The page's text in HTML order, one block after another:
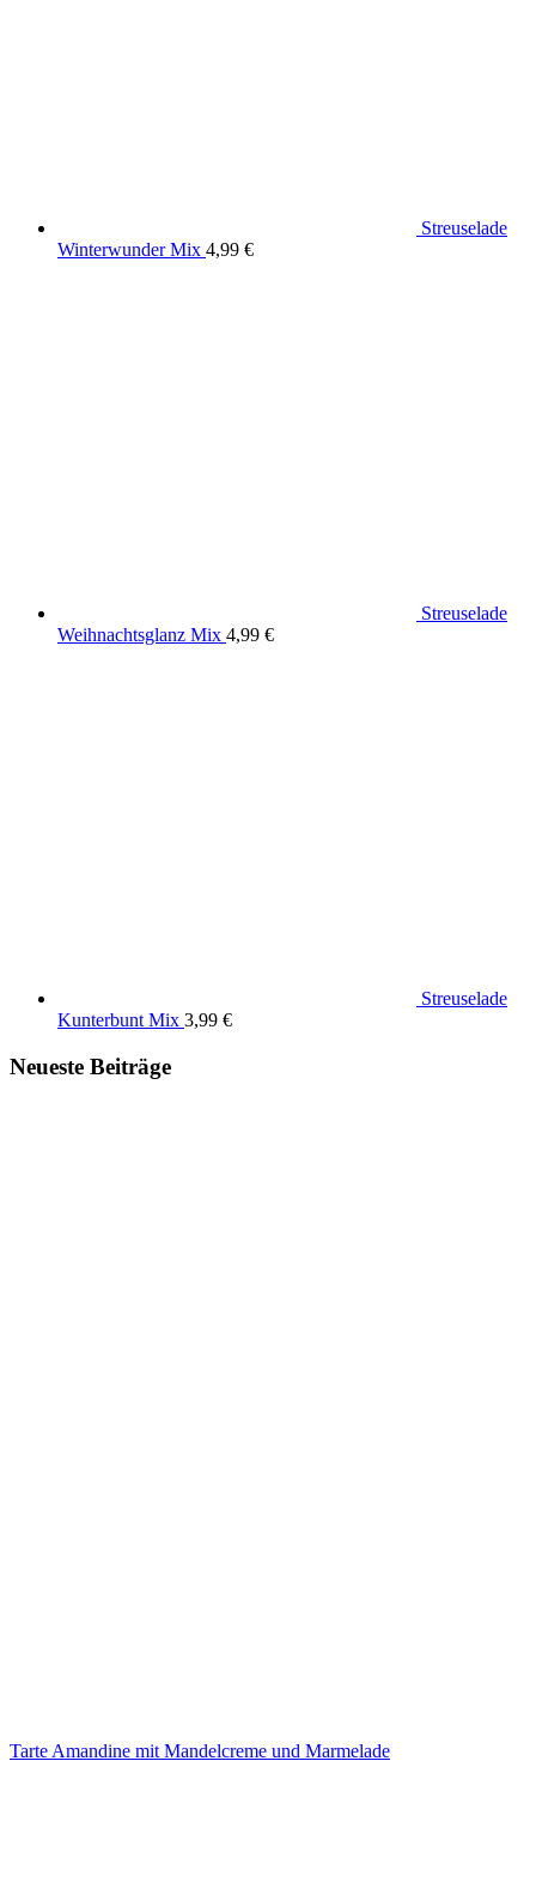
Streuselade
Winterwunder Mix 4,99 €
Streuselade
Weihnachtsglanz Mix 4,99 €
Streuselade
Kunterbunt Mix 3,99 €
Neueste Beiträge
Tarte Amandine mit Mandelcreme und Marmelade